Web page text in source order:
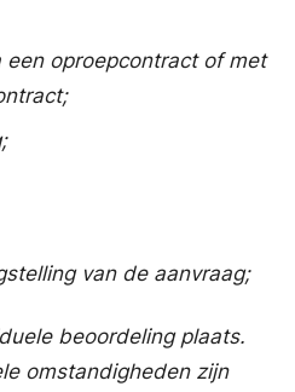
oproepcontract of met
van de aanvraag;
beoordeling plaats.
omstandigheden zijn